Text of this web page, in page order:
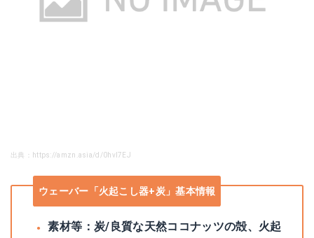
出典：https://amzn.asia/d/0hvl7EJ
ウェーバー「火起こし器+炭」基本情報
素材等：炭/良質な天然ココナッツの殻、火起